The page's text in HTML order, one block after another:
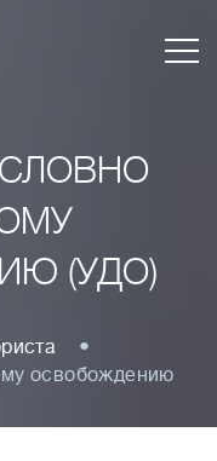
(УДО)
освобождению